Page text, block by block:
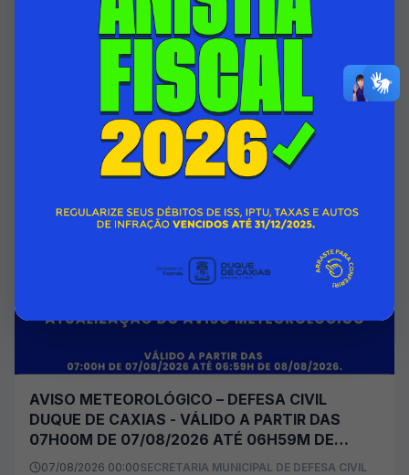
HOSPITAL INFANTIL ISMÉLIA DA SILVEIRA
PASSA A CONTAR COM ÁREA DO 1º ANDAR
TOTALMENTE REFORMADA
SECRETARIA MUNICIPAL DE SAÚDE
Acessar Notícia
AVISO METEOROLÓGICO – DEFESA CIVIL
DUQUE DE CAXIAS - VÁLIDO A PARTIR DAS
07H00M DE 07/08/2026 ATÉ 06H59M DE
08/08/2026
07/08/2026 00:00SECRETARIA MUNICIPAL DE DEFESA CIVIL